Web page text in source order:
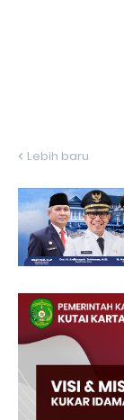
Lebih baru